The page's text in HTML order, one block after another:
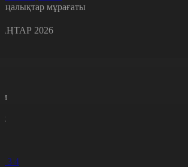
мұрағаты
2026
3 4